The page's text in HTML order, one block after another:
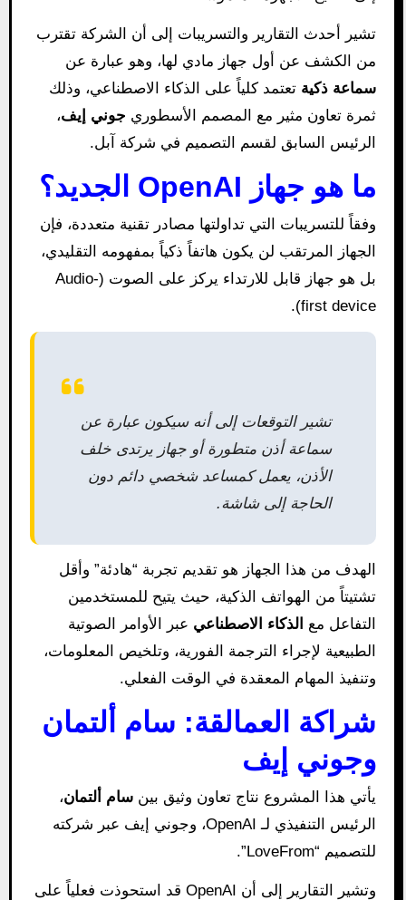
تشير أحدث التقارير والتسريبات إلى أن الشركة تقترب
من الكشف عن أول جهاز مادي لها، وهو عبارة عن
سماعة ذكية تعتمد كلياً على الذكاء الاصطناعي، وذلك
ثمرة تعاون مثير مع المصمم الأسطوري جوني إيف،
الرئيس السابق لقسم التصميم في شركة آبل.
ما هو جهاز OpenAI الجديد؟
وفقاً للتسريبات التي تداولتها مصادر تقنية متعددة، فإن
الجهاز المرتقب لن يكون هاتفاً ذكياً بمفهومه التقليدي،
بل هو جهاز قابل للارتداء يركز على الصوت (Audio-
first device).
تشير التوقعات إلى أنه سيكون عبارة عن
سماعة أذن متطورة أو جهاز يرتدى خلف
الأذن، يعمل كمساعد شخصي دائم دون
الحاجة إلى شاشة.
الهدف من هذا الجهاز هو تقديم تجربة “هادئة” وأقل
تشتيتاً من الهواتف الذكية، حيث يتيح للمستخدمين
التفاعل مع الذكاء الاصطناعي عبر الأوامر الصوتية
الطبيعية لإجراء الترجمة الفورية، وتلخيص المعلومات،
وتنفيذ المهام المعقدة في الوقت الفعلي.
شراكة العمالقة: سام ألتمان
وجوني إيف
يأتي هذا المشروع نتاج تعاون وثيق بين سام ألتمان،
الرئيس التنفيذي لـ OpenAI، وجوني إيف عبر شركته
للتصميم “LoveFrom”.
وتشير التقارير إلى أن OpenAI قد استحوذت فعلياً على